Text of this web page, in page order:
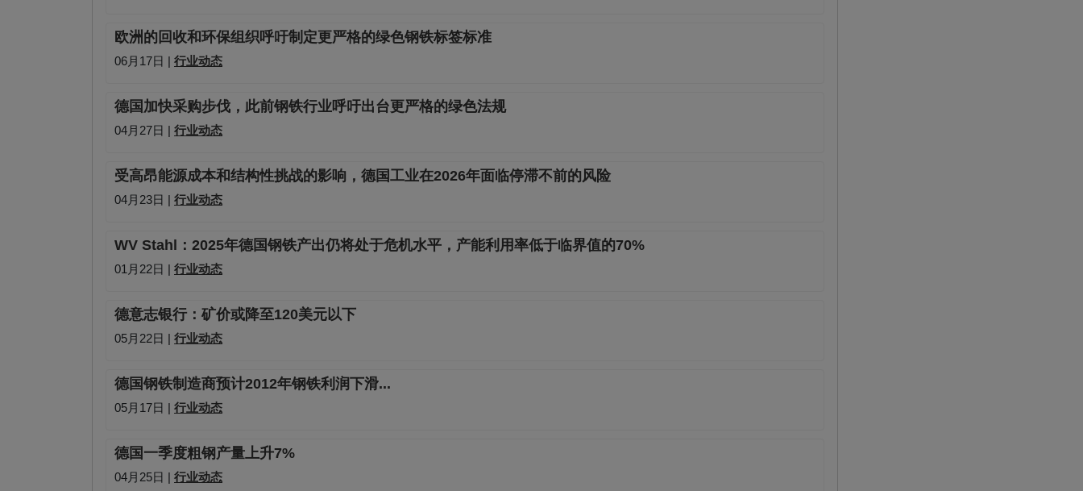
欧洲的回收和环保组织呼吁制定更严格的绿色钢铁标签标准
06月17日 | 行业动态
德国加快采购步伐，此前钢铁行业呼吁出台更严格的绿色法规
04月27日 | 行业动态
受高昂能源成本和结构性挑战的影响，德国工业在2026年面临停滞不前的风险
04月23日 | 行业动态
WV Stahl：2025年德国钢铁产出仍将处于危机水平，产能利用率低于临界值的70%
01月22日 | 行业动态
德意志银行：矿价或降至120美元以下
05月22日 | 行业动态
德国钢铁制造商预计2012年钢铁利润下滑...
05月17日 | 行业动态
德国一季度粗钢产量上升7%
04月25日 | 行业动态